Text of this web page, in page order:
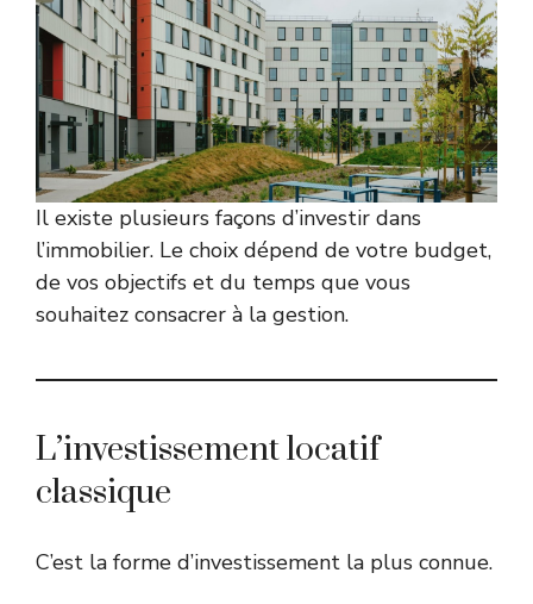
Il existe plusieurs façons d’investir dans
l’immobilier. Le choix dépend de votre budget,
de vos objectifs et du temps que vous
souhaitez consacrer à la gestion.
L’investissement locatif
classique
C’est la forme d’investissement la plus connue.